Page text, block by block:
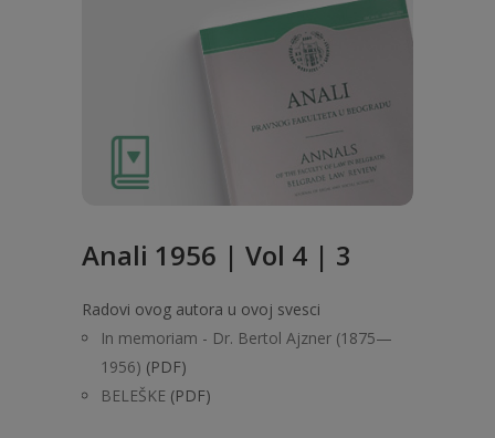
Anali 1956 | Vol 4 | 3
Radovi ovog autora u ovoj svesci
In memoriam - Dr. Bertol Ajzner (1875—
1956) (PDF)
BELEŠKE (PDF)